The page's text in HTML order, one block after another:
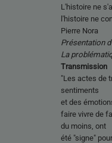
L'histoire ne
l'histoire ne
Pierre Nora
Présentation
La
Transmission
"Les actes de
sentiments
et des
faire vivre de
du moins, ont
été "signe"